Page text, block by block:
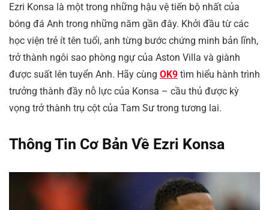
Ezri Konsa là một trong những hậu vệ tiến bộ nhất của
bóng đá Anh trong những năm gần đây. Khởi đầu từ các
học viện trẻ ít tên tuổi, anh từng bước chứng minh bản lĩnh,
trở thành ngôi sao phòng ngự của Aston Villa và giành
được suất lên tuyển Anh. Hãy cùng OK9 tìm hiểu hành trình
trưởng thành đầy nỗ lực của Konsa – cầu thủ được kỳ
vọng trở thành trụ cột của Tam Sư trong tương lai.
Thông Tin Cơ Bản Về Ezri Konsa